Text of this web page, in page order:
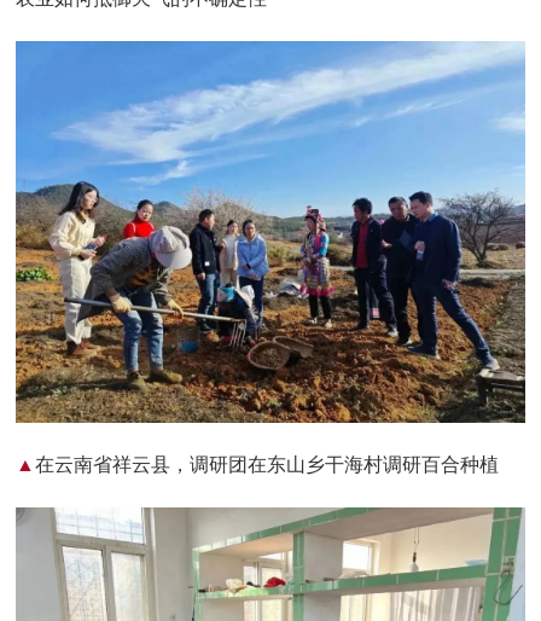
▲在云南省祥云县，调研团在东山乡干海村调研百合种植